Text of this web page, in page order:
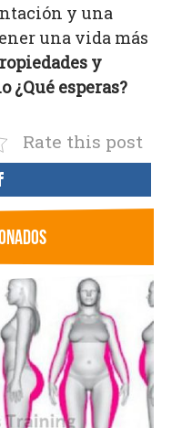
y una
una vida más
y
¿Qué esperas?
Rate this post